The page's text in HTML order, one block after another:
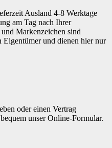
Ausland 4-8 Werktage
am Tag nach Ihrer
Markenzeichen sind
und dienen hier nur
oder einen Vertrag
unser Online-Formular.